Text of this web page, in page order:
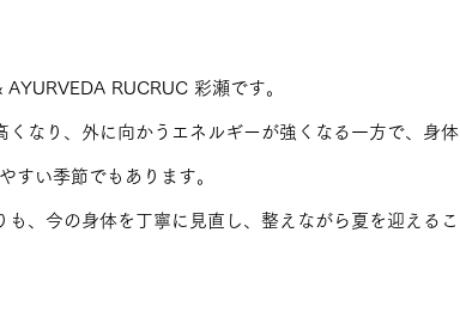
RUCRUC 彩瀬です。
なり、外に向かうエネルギーが強くなる一方で、身体
すい季節でもあります。
、今の身体を丁寧に見直し、整えながら夏を迎えるこ